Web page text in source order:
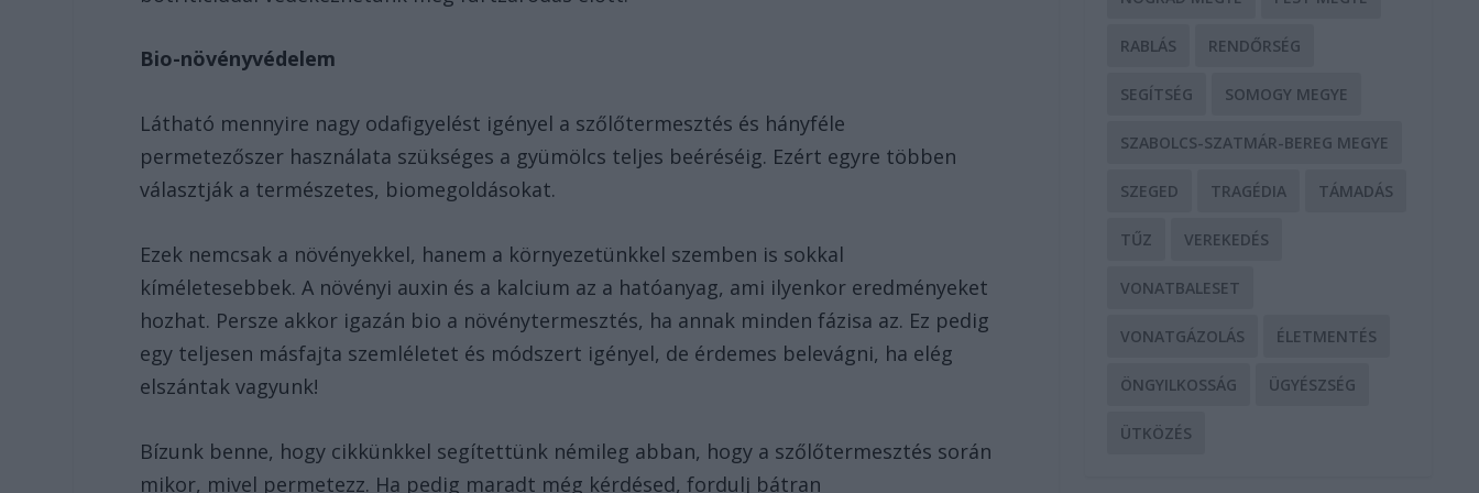
Bio-növényvédelem
Látható mennyire nagy odafigyelést igényel a szőlőtermesztés és hányféle
permetezőszer használata szükséges a gyümölcs teljes beéréséig. Ezért egyre többen
választják a természetes, biomegoldásokat.
Ezek nemcsak a növényekkel, hanem a környezetünkkel szemben is sokkal
kíméletesebbek. A növényi auxin és a kalcium az a hatóanyag, ami ilyenkor eredményeket
hozhat. Persze akkor igazán bio a növénytermesztés, ha annak minden fázisa az. Ez pedig
egy teljesen másfajta szemléletet és módszert igényel, de érdemes belevágni, ha elég
elszántak vagyunk!
Bízunk benne, hogy cikkünkkel segítettünk némileg abban, hogy a szőlőtermesztés során
mikor, mivel permetezz. Ha pedig maradt még kérdésed, fordulj bátran
RABLÁS RENDŐRSÉG
SEGÍTSÉG SOMOGY MEGYE
SZABOLCS-SZATMÁR-BEREG MEGYE
SZEGED TRAGÉDIA TÁMADÁS
TŰZ VEREKEDÉS
VONATBALESET
VONATGÁZOLÁS ÉLETMENTÉS
ÖNGYILKOSSÁG ÜGYÉSZSÉG
ÜTKÖZÉS